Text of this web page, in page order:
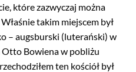
które zazwyczaj można
takim miejscem był
– augsburski (luterański) w
Otto Bowiena w pobliżu
ten kościół był